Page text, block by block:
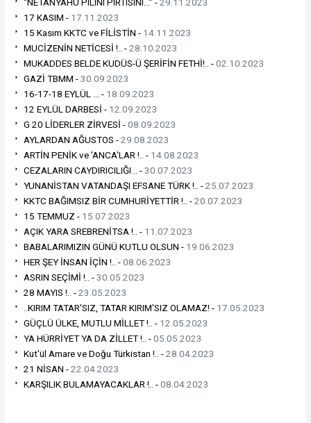
17 KASIM - 17.11.2023
15 Kasım KKTC ve FİLİSTİN - 14.11.2023
MUCİZENİN NETİCESİ !.. -28.10.2023
MUKADDES BELDE KUDÜS-Ü ŞERİFİN FETHİ!.. -02.10.2023
GAZİ TBMM -30.09.2023
16-17-18 EYLÜL ... - 18.09.2023
12 EYLÜL DARBESİ - 12.09.2023
G 20 LİDERLER ZİRVESİ -08.09.2023
AYLARDAN AĞUSTOS -29.08.2023
ARTİN PENİK ve 'ANCA'LAR !.. - 14.08.2023
CEZALARIN CAYDIRICILIĞI .. -30.07.2023
YUNANİSTAN VATANDAŞI EFSANE TÜRK !.. -25.07.2023
KKTC BAĞIMSIZ BİR CUMHURİYETTİR !.. -20.07.2023
15 TEMMUZ - 15.07.2023
AÇIK YARA SREBRENİTSA !.. - 11.07.2023
BABALARIMIZIN GÜNÜ KUTLU OLSUN - 19.06.2023
HER ŞEY İNSAN İÇİN !.. -08.06.2023
ASRIN SEÇİMİ !.. -30.05.2023
28 MAYIS !.. -23.05.2023
..KIRIM TATAR'SIZ, TATAR KIRIM'SIZ OLAMAZ! - 17.05.2023
GÜÇLÜ ÜLKE, MUTLU MİLLET !.. - 12.05.2023
YA HÜRRİYET YA DA ZİLLET !.. -05.05.2023
Kut'ül Amare ve Doğu Türkistan !.. -28.04.2023
21 NİSAN -22.04.2023
KARŞILIK BULAMAYACAKLAR !.. -08.04.2023